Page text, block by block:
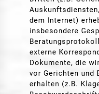
dem Internet)
insbesondere
externe
Dokumente, die
vor Gerichten und
erhalten (z.B.